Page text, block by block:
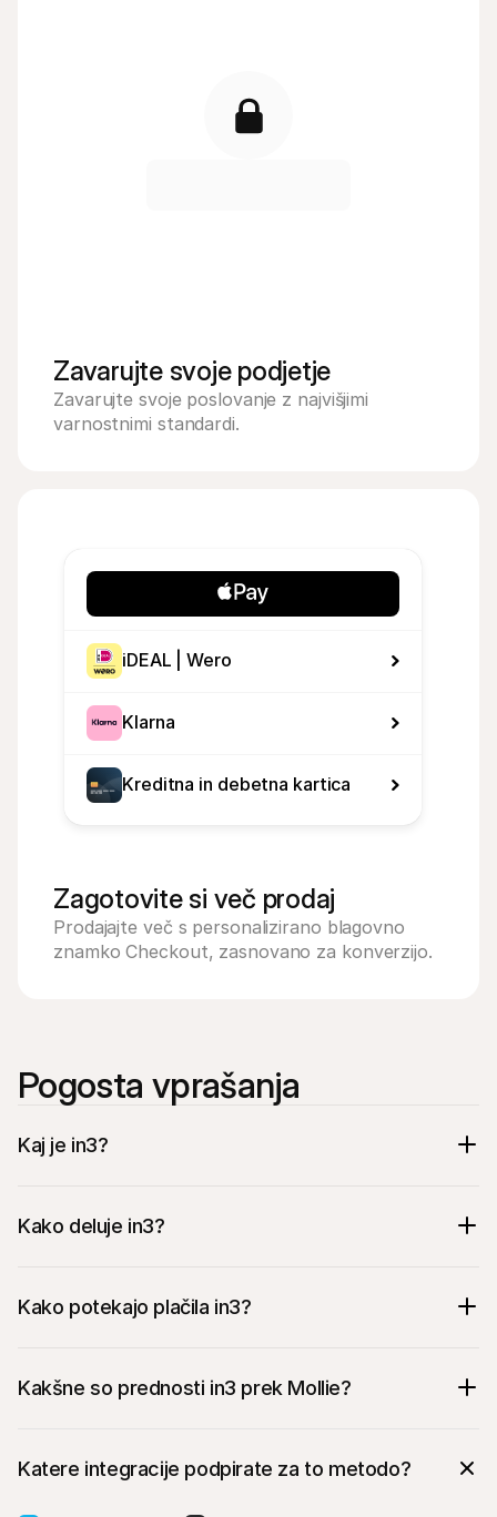
Zavarujte svoje podjetje
Zavarujte svoje poslovanje z najvišjimi
varnostnimi standardi.
iDEAL | Wero
Klarna
Kreditna in debetna kartica
Zagotovite si več prodaj
Prodajajte več s personalizirano blagovno
znamko Checkout, zasnovano za konverzijo.
Pogosta vprašanja
Kaj je in3?
Kako deluje in3?
izbrala in3 ‘Plačilo na 3 obroke, 0 %
obresti’ kot svoj način plačila
banke dokončala in3 transakcijo
Kako potekajo plačila in3?
Kakšne so prednosti in3 prek Mollie?
Katere integracije podpirate za to metodo?